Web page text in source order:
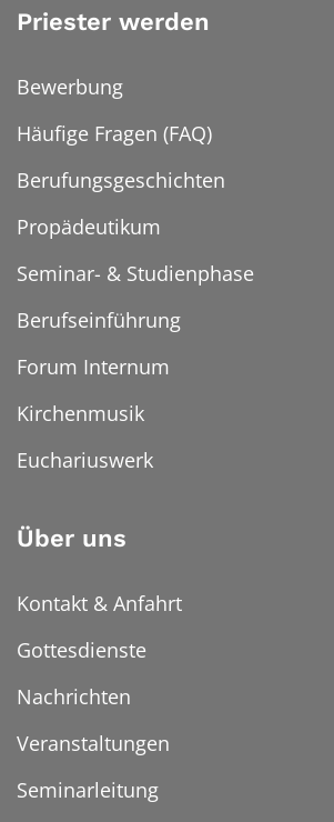
Priester werden
Bewerbung
Häufige Fragen (FAQ)
Berufungsgeschichten
Propädeutikum
Seminar- & Studienphase
Berufseinführung
Forum Internum
Kirchenmusik
Euchariuswerk
Über uns
Kontakt & Anfahrt
Gottesdienste
Nachrichten
Veranstaltungen
Seminarleitung